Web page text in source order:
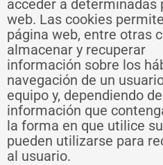
acceder a determinadas
web. Las cookies
página web, entre otras
almacenar y recuperar
información sobre los
navegación de un
equipo y, dependiendo
información que
la forma en que utilice
pueden utilizarse para
al usuario.